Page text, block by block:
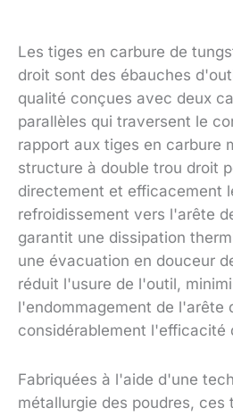
Les tiges en carbure de
droit sont des ébauches
qualité conçues avec deux
parallèles qui traversent le
rapport aux tiges en carbure
structure à double trou droit
directement et efficacement
refroidissement vers l'arête
garantit une dissipation
une évacuation en douceur
réduit l'usure de l'outil,
l'endommagement de l'arête
considérablement l'efficacité
Fabriquées à l'aide d'une
métallurgie des poudres, ces